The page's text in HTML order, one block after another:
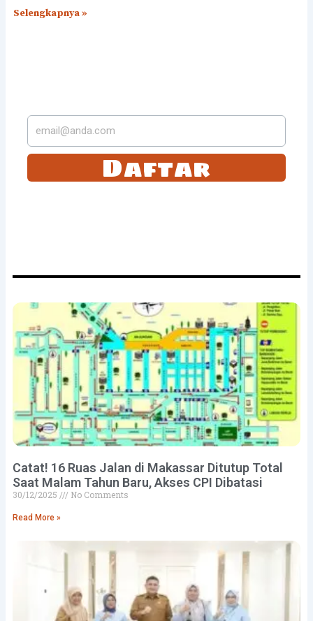
Selengkapnya »
Daftar
Catat! 16 Ruas Jalan di Makassar Ditutup Total
Saat Malam Tahun Baru, Akses CPI Dibatasi
30/12/2025 No Comments
Read More »